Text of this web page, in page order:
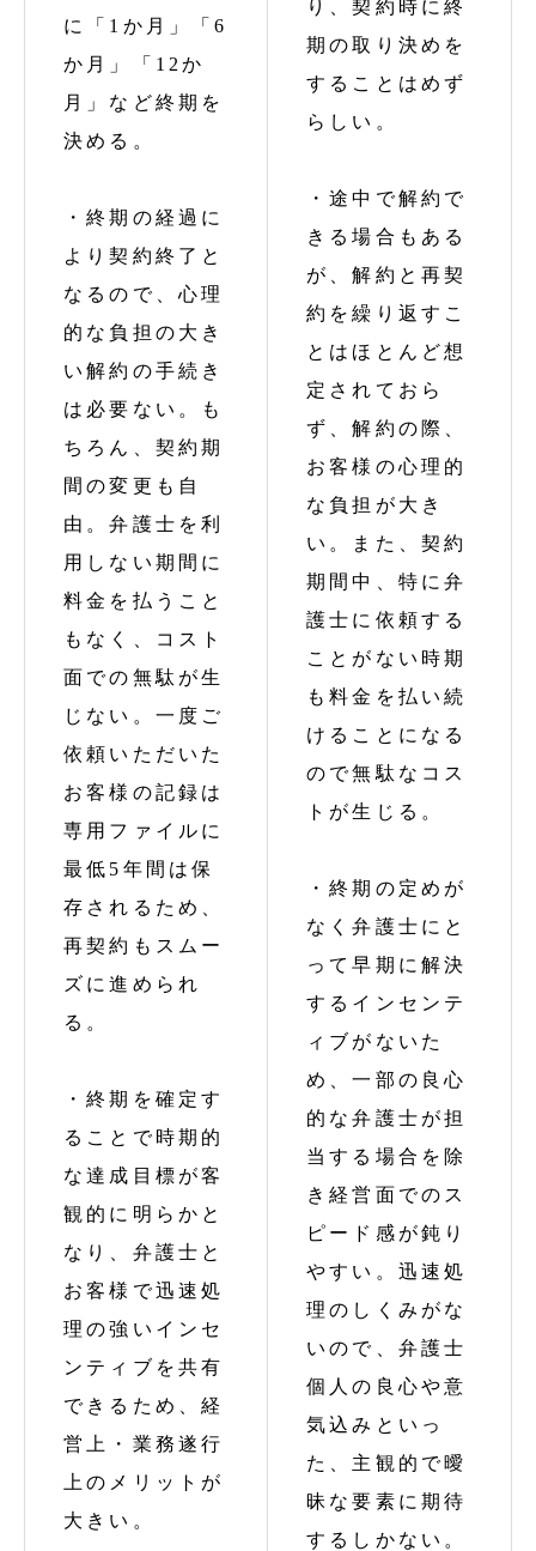
に「1か月」「6
か月」「12か
月」など終期を
決める。
・終期の経過に
より契約終了と
なるので、心理
的な負担の大き
い解約の手続き
は必要ない。も
ちろん、契約期
間の変更も自
由。弁護士を利
用しない期間に
料金を払うこと
もなく、コスト
面での無駄が生
じない。一度ご
依頼いただいた
お客様の記録は
専用ファイルに
最低5年間は保
存されるため、
再契約もスムー
ズに進められ
る。
・終期を確定す
ることで時期的
な達成目標が客
観的に明らかと
なり、弁護士と
お客様で迅速処
理の強いインセ
ンティブを共有
できるため、経
営上・業務遂行
上のメリットが
大きい。
り、契約時に終
期の取り決めを
することはめず
らしい。
・途中で解約で
きる場合もある
が、解約と再契
約を繰り返すこ
とはほとんど想
定されておら
ず、解約の際、
お客様の心理的
な負担が大き
い。また、契約
期間中、特に弁
護士に依頼する
ことがない時期
も料金を払い続
けることになる
ので無駄なコス
トが生じる。
・終期の定めが
なく弁護士にと
って早期に解決
するインセンテ
ィブがないた
め、一部の良心
的な弁護士が担
当する場合を除
き経営面でのス
ピード感が鈍り
やすい。迅速処
理のしくみがな
いので、弁護士
個人の良心や意
気込みといっ
た、主観的で曖
昧な要素に期待
するしかない。